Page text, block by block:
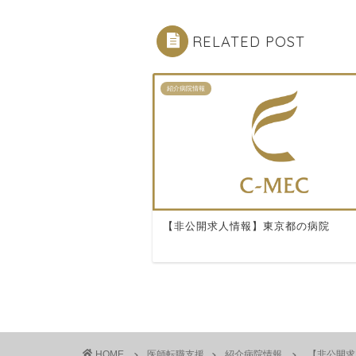
RELATED POST
紹介病院情報
【非公開求人情報】東京都の病院